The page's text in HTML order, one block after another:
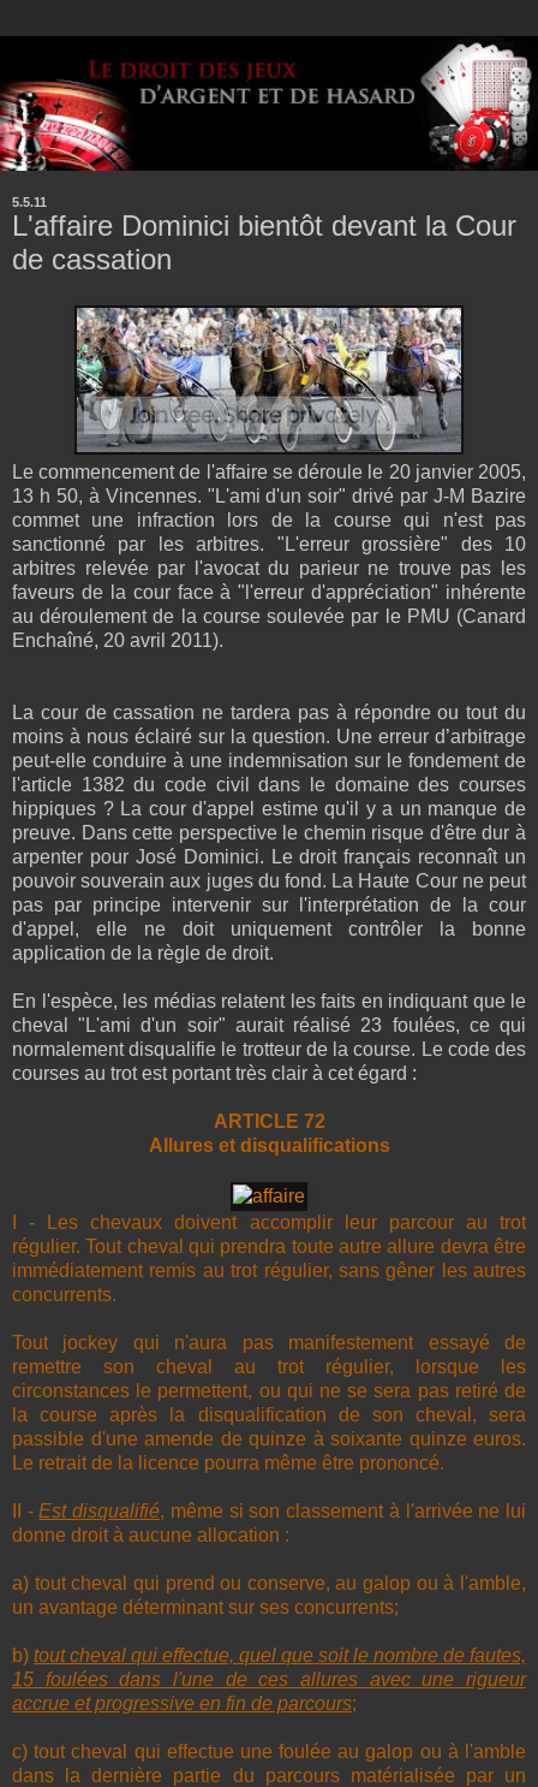
5.5.11
L'affaire Dominici bientôt devant la Cour
de cassation
Le commencement de l'affaire se déroule le 20 janvier 2005,
13 h 50, à Vincennes. "L'ami d'un soir" drivé par J-M Bazire
commet une infraction lors de la course qui n'est pas
sanctionné par les arbitres. "L'erreur grossière" des 10
arbitres relevée par l'avocat du parieur ne trouve pas les
faveurs de la cour face à "l'erreur d'appréciation" inhérente
au déroulement de la course soulevée par le PMU (Canard
Enchaîné, 20 avril 2011).
La cour de cassation ne tardera pas à répondre ou tout du
moins à nous éclairé sur la question. Une erreur d’arbitrage
peut-elle conduire à une indemnisation sur le fondement de
l'article 1382 du code civil dans le domaine des courses
hippiques ? La cour d'appel estime qu'il y a un manque de
preuve. Dans cette perspective le chemin risque d'être dur à
arpenter pour José Dominici. Le droit français reconnaît un
pouvoir souverain aux juges du fond. La Haute Cour ne peut
pas par principe intervenir sur l'interprétation de la cour
d'appel, elle ne doit uniquement contrôler la bonne
application de la règle de droit.
En l'espèce, les médias relatent les faits en indiquant que le
cheval "L'ami d'un soir" aurait réalisé 23 foulées, ce qui
normalement disqualifie le trotteur de la course. Le code des
courses au trot est portant très clair à cet égard :
ARTICLE 72
Allures et disqualifications
I - Les chevaux doivent accomplir leur parcour au trot
régulier. Tout cheval qui prendra toute autre allure devra être
immédiatement remis au trot régulier, sans gêner les autres
concurrents.
Tout jockey qui n'aura pas manifestement essayé de
remettre son cheval au trot régulier, lorsque les
circonstances le permettent, ou qui ne se sera pas retiré de
la course après la disqualification de son cheval, sera
passible d'une amende de quinze à soixante quinze euros.
Le retrait de la licence pourra même être prononcé.
II -Est disqualifié, même si son classement à l'arrivée ne lui
donne droit à aucune allocation :
a) tout cheval qui prend ou conserve, au galop ou à l'amble,
un avantage déterminant sur ses concurrents;
b) tout cheval qui effectue, quel que soit le nombre de fautes,
15 foulées dans l'une de ces allures avec une rigueur
accrue et progressive en fin de parcours;
c) tout cheval qui effectue une foulée au galop ou à l'amble
dans la dernière partie du parcours matérialisée par un